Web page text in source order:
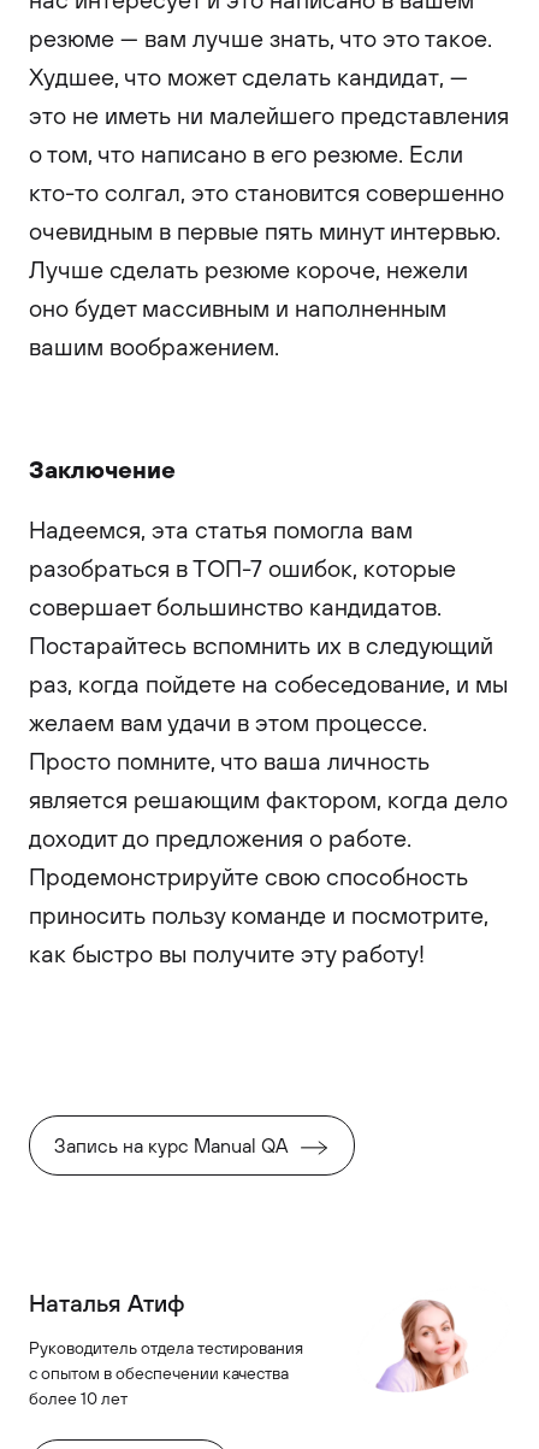
резюме — вам лучше знать, что это такое.
Худшее, что может сделать кандидат, —
это не иметь ни малейшего представления
о том, что написано в его резюме. Если
кто-то солгал, это становится совершенно
очевидным в первые пять минут интервью.
Лучше сделать резюме короче, нежели
оно будет массивным и наполненным
вашим воображением.
Заключение
Надеемся, эта статья помогла вам
разобраться в ТОП-7 ошибок, которые
совершает большинство кандидатов.
Постарайтесь вспомнить их в следующий
раз, когда пойдете на собеседование, и мы
желаем вам удачи в этом процессе.
Просто помните, что ваша личность
является решающим фактором, когда дело
доходит до предложения о работе.
Продемонстрируйте свою способность
приносить пользу команде и посмотрите,
как быстро вы получите эту работу!
Запись на курс Manual QA
Наталья Атиф
Руководитель отдела тестирования
с опытом в обеспечении качества
более 10 лет